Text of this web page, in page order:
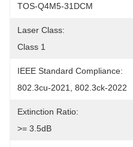
TOS-Q4M5-31DCM
Laser Class:
Class 1
IEEE Standard Compliance:
802.3cu-2021, 802.3ck-2022
Extinction Ratio:
>= 3.5dB